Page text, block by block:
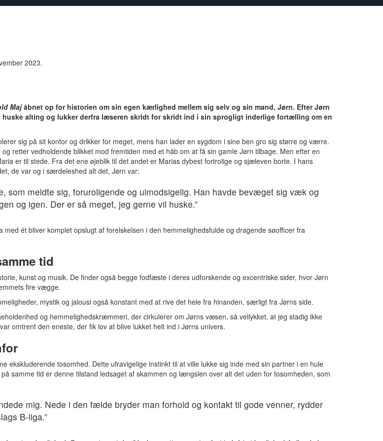
2023.
Majåbnet op for historien om sin egen kærlighed mellem sig selv og sin mand, Jørn. Efter Jørn
alting og lukker derfra læseren skridt for skridt ind i sin sprogligt inderlige fortælling om en
sig på sit kontor og drikker for meget, mens han lader en sygdom i sine ben gro sig større og værre.
retter vedholdende blikket mod fremtiden med et håb om at få sin gamle Jørn tilbage. Men efter en
er til stede. Fra det ene øjeblik til det andet er Marias dybest fortrolige og sjæleven borte. I hans
de var og i særdeleshed alt det, Jørn var:
som meldte sig, foruroligende og uimodsigelig. Han havde bevæget sig væk og
og igen. Der er så meget, jeg gerne vil huske.”
ét bliver komplet opslugt af forelskelsen i den hemmelighedsfulde og dragende søofficer fra
tid
kunst og musik. De finder også begge fodfæste i deres udforskende og excentriske sider, hvor Jørn
fire vægge.
mystik og jalousi også konstant med at rive det hele fra hinanden, særligt fra Jørns side.
og hemmelighedskræmmeri, der cirkulerer om Jørns væsen, så vellykket, at jeg stadig ikke
omtrent den eneste, der fik lov at blive lukket helt ind i Jørns univers.
ekskluderende tosomhed. Dette ufravigelige instinkt til at ville lukke sig inde med sin partner i en hule
samme tid er denne tilstand ledsaget af skammen og længslen over alt det uden for tosomheden, som
mig. Nede i den fælde bryder man forhold og kontakt til gode venner, rydder
B-liga.”